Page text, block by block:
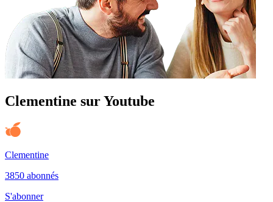
Clementine sur Youtube
Clementine
3850 abonnés
S'abonner